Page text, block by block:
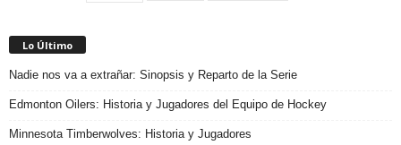
Lo Último
Nadie nos va a extrañar: Sinopsis y Reparto de la Serie
Edmonton Oilers: Historia y Jugadores del Equipo de Hockey
Minnesota Timberwolves: Historia y Jugadores